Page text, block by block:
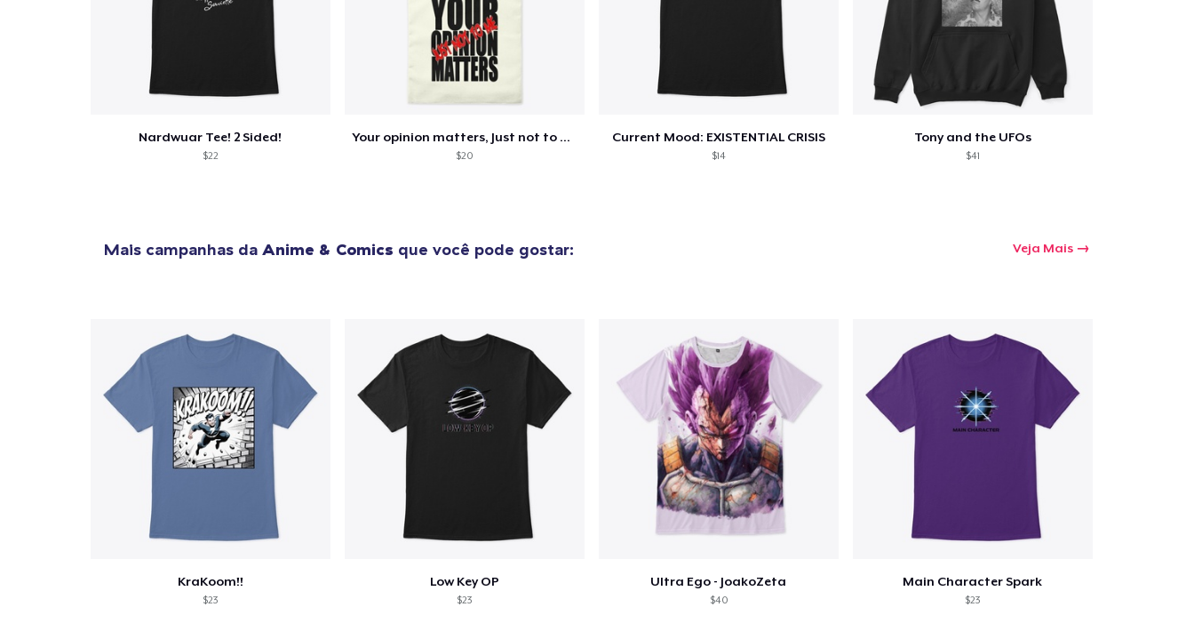
Nardwuar Tee! 2 Sided!
$22
Your opinion matters, Just not to me!
$20
Current Mood: EXISTENTIAL CRISIS
$14
Tony and the UFOs
$41
Mais campanhas da Anime & Comics que você pode gostar: Veja Mais
KraKoom!!
$23
Low Key OP
$23
Ultra Ego - JoakoZeta
$40
Main Character Spark
$23
artigo adicionado ao Ir para o carrinho